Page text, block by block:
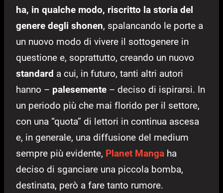
ha, in qualche modo, riscritto la storia del
genere degli shonen, spalancando le porte a
un nuovo modo di vivere il sottogenere in
questione e, soprattutto, creando un nuovo
standard a cui, in futuro, tanti altri autori
hanno – palesemente – deciso di ispirarsi. In
un periodo più che mai florido per il settore,
con una “quota” di lettori in continua ascesa
e, in generale, una diffusione del medium
sempre più evidente, Planet Manga ha
deciso di sganciare una piccola bomba,
destinata, però a fare tanto rumore.